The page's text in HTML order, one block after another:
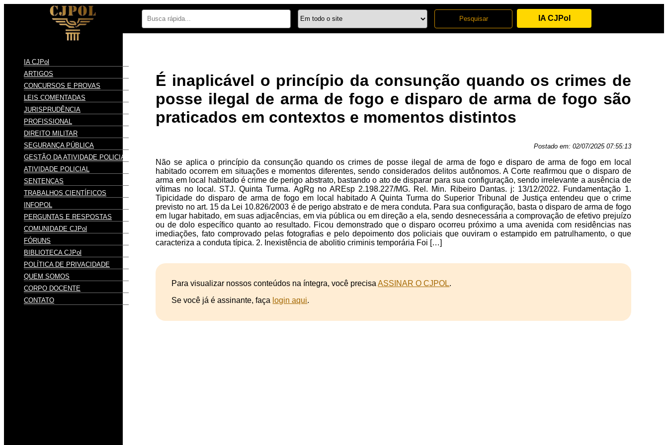
IA CJPol
IA CJPol
ARTIGOS
CONCURSOS E PROVAS
LEIS COMENTADAS
JURISPRUDÊNCIA
PROFISSIONAL
DIREITO MILITAR
SEGURANÇA PÚBLICA
GESTÃO DA ATIVIDADE POLICIAL
ATIVIDADE POLICIAL
SENTENÇAS
TRABALHOS CIENTÍFICOS
INFOPOL
PERGUNTAS E RESPOSTAS
COMUNIDADE CJPol
FÓRUNS
BIBLIOTECA CJPol
POLÍTICA DE PRIVACIDADE
QUEM SOMOS
CORPO DOCENTE
CONTATO
É inaplicável o princípio da consunção quando os crimes de
posse ilegal de arma de fogo e disparo de arma de fogo são
praticados em contextos e momentos distintos
Postado em: 02/07/2025 07:55:13
Não se aplica o princípio da consunção quando os crimes de posse ilegal de arma de fogo e disparo de arma de fogo em local
habitado ocorrem em situações e momentos diferentes, sendo considerados delitos autônomos. A Corte reafirmou que o disparo de
arma em local habitado é crime de perigo abstrato, bastando o ato de disparar para sua configuração, sendo irrelevante a ausência de
vítimas no local. STJ. Quinta Turma. AgRg no AREsp 2.198.227/MG. Rel. Min. Ribeiro Dantas. j: 13/12/2022. Fundamentação 1.
Tipicidade do disparo de arma de fogo em local habitado A Quinta Turma do Superior Tribunal de Justiça entendeu que o crime
previsto no art. 15 da Lei 10.826/2003 é de perigo abstrato e de mera conduta. Para sua configuração, basta o disparo de arma de fogo
em lugar habitado, em suas adjacências, em via pública ou em direção a ela, sendo desnecessária a comprovação de efetivo prejuízo
ou de dolo específico quanto ao resultado. Ficou demonstrado que o disparo ocorreu próximo a uma avenida com residências nas
imediações, fato comprovado pelas fotografias e pelo depoimento dos policiais que ouviram o estampido em patrulhamento, o que
caracteriza a conduta típica. 2. Inexistência de abolitio criminis temporária Foi […]
Para visualizar nossos conteúdos na íntegra, você precisaASSINAR O CJPOL.
Se você já é assinante, faça login aqui.